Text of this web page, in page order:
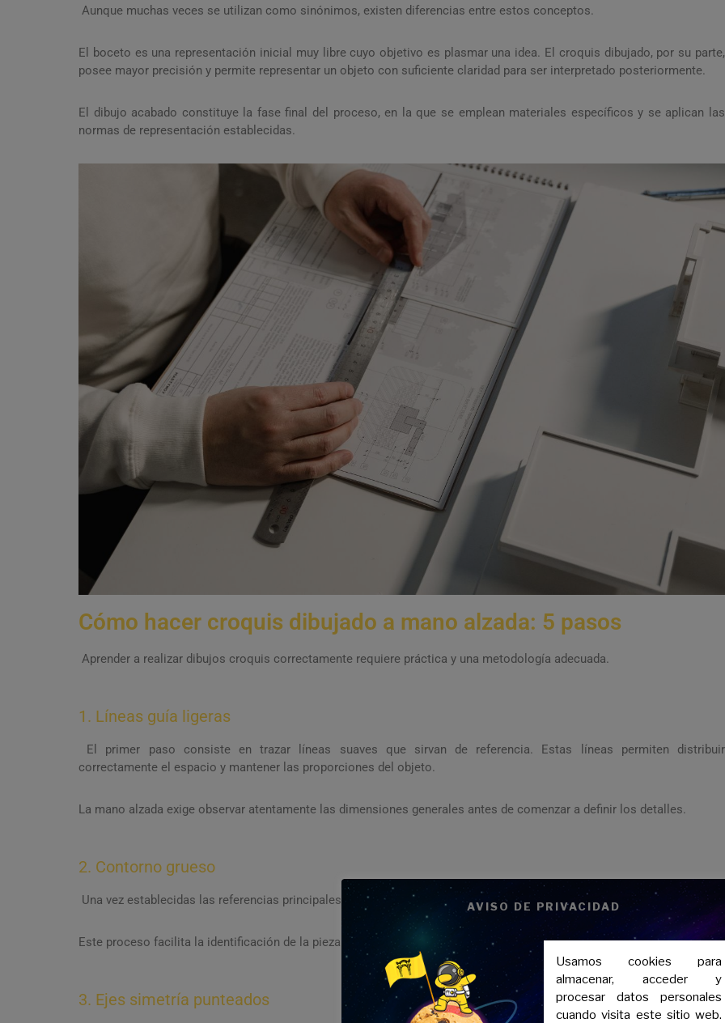
Aunque muchas veces se utilizan como sinónimos, existen diferencias entre estos conceptos.
El boceto es una representación inicial muy libre cuyo objetivo es plasmar una idea. El croquis dibujado, por su parte,
posee mayor precisión y permite representar un objeto con suficiente claridad para ser interpretado posteriormente.
El dibujo acabado constituye la fase final del proceso, en la que se emplean materiales específicos y se aplican las
normas de representación establecidas.
Cómo hacer croquis dibujado a mano alzada: 5 pasos
Aprender a realizar dibujos croquis correctamente requiere práctica y una metodología adecuada.
1. Líneas guía ligeras
El primer paso consiste en trazar líneas suaves que sirvan de referencia. Estas líneas permiten distribuir
correctamente el espacio y mantener las proporciones del objeto.
La mano alzada exige observar atentamente las dimensiones generales antes de comenzar a definir los detalles.
2. Contorno grueso
Una vez establecidas las referencias principales, se dibuja el contorno exterior con una línea más visible.
Este proceso facilita la identificación de la pieza y mejora la comprensión de sus formas
3. Ejes simetría punteados
AVISO DE PRIVACIDAD
Usamos cookies para
almacenar, acceder y
procesar datos personales
cuando visita este sitio web.